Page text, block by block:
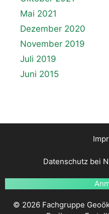
Mai 2021
Dezember 2020
November 2019
Juli 2019
Juni 2015
Datenschutz bei
© 2026 Fachgruppe